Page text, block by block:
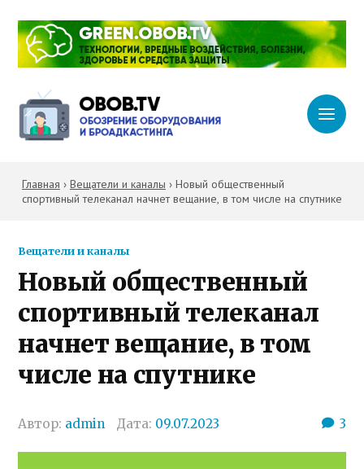
Главная › Вещатели и каналы › Новый общественный
спортивный телеканал начнет вещание, в том числе на спутнике
Вещатели и каналы
Новый общественный
спортивный телеканал
начнет вещание, в том
числе на спутнике
Автор: admin Дата: 09.07.2023 3